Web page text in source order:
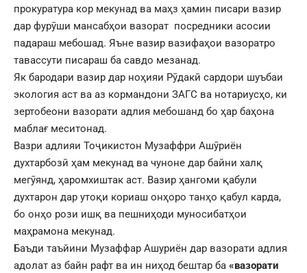
прокуратура кор мекунад ва маҳз ҳамин писари вазир
дар фурӯши мансабҳои вазорат посредники асосии
падараш мебошад. Яъне вазир вазифаҳои вазоратро
тавассути писараш ба савдо мезанад.
Як бародари вазир дар ноҳияи Рӯдакӣ сардори шуъбаи
экология аст ва аз кормандони ЗАГС ва нотариусҳо, ки
зертобеони вазорати адлия мебошанд бо ҳар баҳона
маблағ меситонад.
Вазри адлияи Тоҷикистон Музаффри Ашӯриён
духтарбозӣ ҳам мекунад ва чуноне дар байни халқ
мегӯянд, ҳаромхиштак аст. Вазир ҳангоми қабули
духтарон дар утоқи кориаш онҳоро танҳо қабул карда,
бо онҳо рози ишқ ва пешниҳоди муносибатҳои
маҳрамона мекунад.
Баъди таъйини Музаффар Ашуриён дар вазорати адлия
адолат аз байн рафт ва ин ниҳод бештар ба «вазорати